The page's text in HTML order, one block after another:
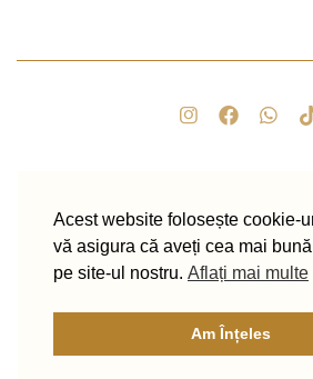
© 2025 Healing with Love. Toate
Acest website folosește cookie-
vă asigura că aveți cea mai
pe site-ul nostru. Aflați mai multe
Am Înțeles